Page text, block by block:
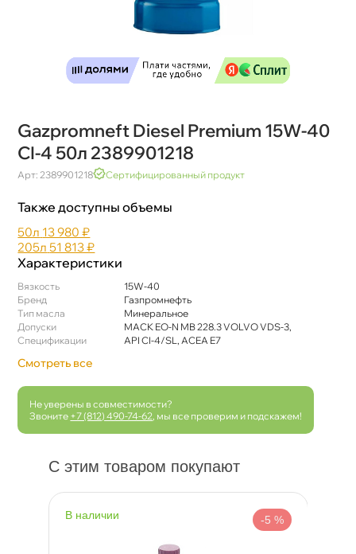
Gazpromneft Diesel Premium 15W-40
CI-4 50л 2389901218
Арт: 2389901218 Сертифицированный продукт
Также доступны объемы
50л 13 980 ₽
205л 51 813 ₽
Характеристики
язкость
15W-40
Бренд
Газпромнефть
Тип масла
Минеральное
Допуски
MACK EO-N MB 228.3 VOLVO VDS-3,
Спецификации
API CI-4/SL, ACEA E7
Смотреть все
Не уверены в совместимости?
Звоните +7 (812) 490-74-62 , мы все проверим и подскажем!
С этим товаром покупают
наличии -5 %